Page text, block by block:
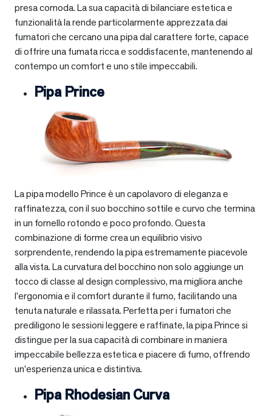
presa comoda. La sua capacità di bilanciare estetica e
funzionalità la rende particolarmente apprezzata dai
fumatori che cercano una pipa dal carattere forte, capace
di offrire una fumata ricca e soddisfacente, mantenendo al
contempo un comfort e uno stile impeccabili.
Pipa Prince
La pipa modello Prince è un capolavoro di eleganza e
raffinatezza, con il suo bocchino sottile e curvo che termina
in un fornello rotondo e poco profondo. Questa
combinazione di forme crea un equilibrio visivo
sorprendente, rendendo la pipa estremamente piacevole
alla vista. La curvatura del bocchino non solo aggiunge un
tocco di classe al design complessivo, ma migliora anche
l’ergonomia e il comfort durante il fumo, facilitando una
tenuta naturale e rilassata. Perfetta per i fumatori che
prediligono le sessioni leggere e raffinate, la pipa Prince si
distingue per la sua capacità di combinare in maniera
impeccabile bellezza estetica e piacere di fumo, offrendo
un’esperienza unica e distintiva.
Pipa Rhodesian Curva